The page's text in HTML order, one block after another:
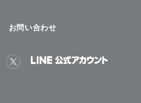
お問い合わせ